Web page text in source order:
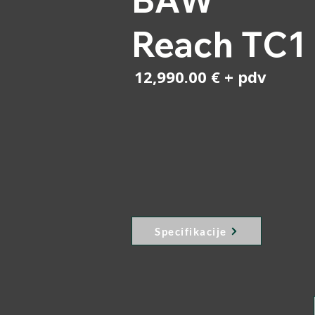
12,990.00 € + pdv
Reach TC1
Specifikacije